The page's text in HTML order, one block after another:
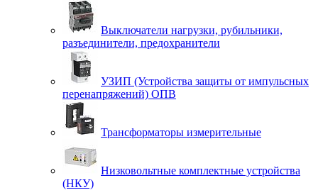
Выключатели нагрузки, рубильники,
разъединители, предохранители
УЗИП (Устройства защиты от импульсных
перенапряжений) ОПВ
Трансформаторы измерительные
Низковольтные комплектные устройства
(НКУ)